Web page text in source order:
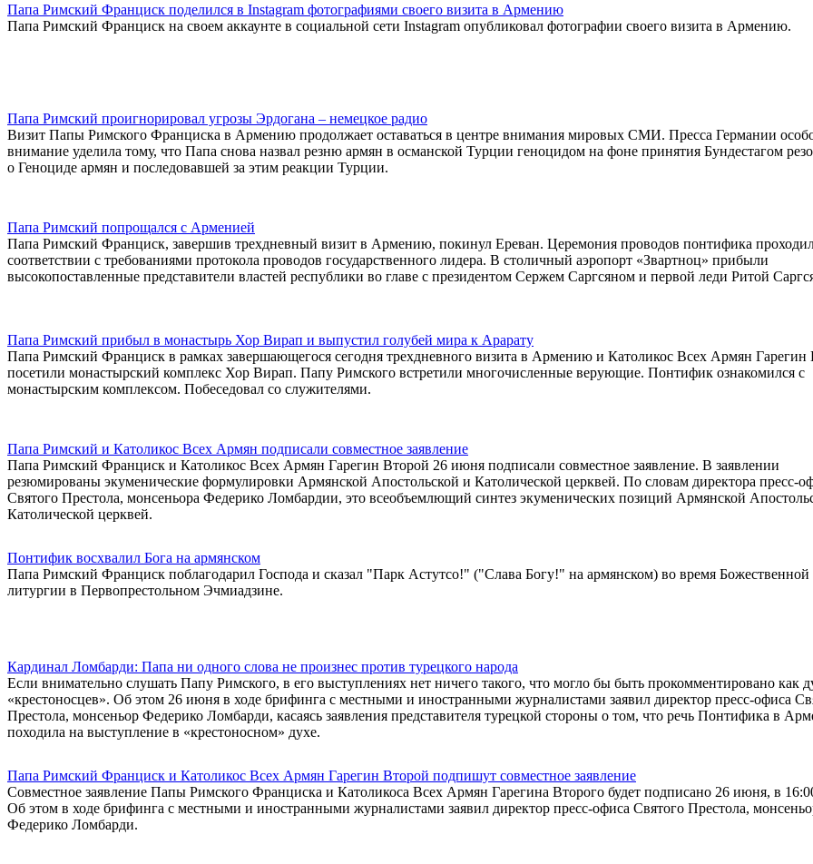
Папа Римский Франциск поделился в Instagram фотографиями своего визита в Армению
Папа Римский Франциск на своем аккаунте в социальной сети Instagram опубликовал фотографии своего визита в Армению.
Папа Римский проигнорировал угрозы Эрдогана – немецкое радио
Визит Папы Римского Франциска в Армению продолжает оставаться в центре внимания мировых СМИ. Пресса Германии
внимание уделила тому, что Папа снова назвал резню армян в османской Турции геноцидом на фоне принятия Бундестагом
о Геноциде армян и последовавшей за этим реакции Турции.
Папа Римский попрощался с Арменией
Папа Римский Франциск, завершив трехдневный визит в Армению, покинул Ереван. Церемония проводов понтифика
соответствии с требованиями протокола проводов государственного лидера. В столичный аэропорт «Звартноц» прибыли
высокопоставленные представители властей республики во главе с президентом Сержем Саргсяном и первой леди Ритой
Папа Римский прибыл в монастырь Хор Вирап и выпустил голубей мира к Арарату
Папа Римский Франциск в рамках завершающегося сегодня трехдневного визита в Армению и Католикос Всех Армян Гарегин
посетили монастырский комплекс Хор Вирап. Папу Римского встретили многочисленные верующие. Понтифик ознакомился с
монастырским комплексом. Побеседовал со служителями.
Папа Римский и Католикос Всех Армян подписали совместное заявление
Папа Римский Франциск и Католикос Всех Армян Гарегин Второй 26 июня подписали совместное заявление. В заявлении
резюмированы экуменические формулировки Армянской Апостольской и Католической церквей. По словам директора пресс-
Святого Престола, монсеньора Федерико Ломбардии, это всеобъемлющий синтез экуменических позиций Армянской
Католической церквей.
Понтифик восхвалил Бога на армянском
Папа Римский Франциск поблагодарил Господа и сказал "Парк Астутсо!" ("Слава Богу!" на армянском) во время Божественной
литургии в Первопрестольном Эчмиадзине.
Кардинал Ломбарди: Папа ни одного слова не произнес против турецкого народа
Если внимательно слушать Папу Римского, в его выступлениях нет ничего такого, что могло бы быть прокомментировано как
«крестоносцев». Об этом 26 июня в ходе брифинга с местными и иностранными журналистами заявил директор пресс-офиса
Престола, монсеньор Федерико Ломбарди, касаясь заявления представителя турецкой стороны о том, что речь Понтифика в
походила на выступление в «крестоносном» духе.
Папа Римский Франциск и Католикос Всех Армян Гарегин Второй подпишут совместное заявление
Совместное заявление Папы Римского Франциска и Католикоса Всех Армян Гарегина Второго будет подписано 26 июня, в
Об этом в ходе брифинга с местными и иностранными журналистами заявил директор пресс-офиса Святого Престола,
Федерико Ломбарди.